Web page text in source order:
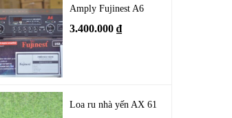
Amply Fujinest A6
3.400.000 ₫
Loa ru nhà yến AX 61